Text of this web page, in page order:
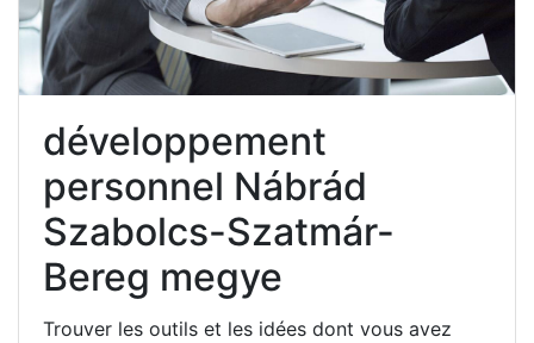
développement
personnel Nábrád
Szabolcs-Szatmár-
Bereg megye
Trouver les outils et les idées dont vous avez